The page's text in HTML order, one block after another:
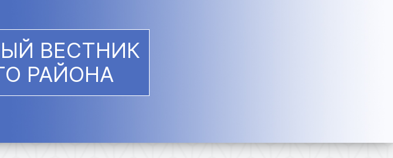
ВЕСТНИК
РАЙОНА